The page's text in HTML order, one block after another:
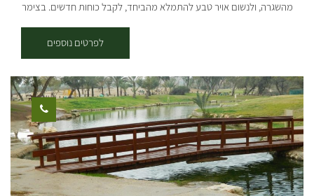
מהשגרה, ולנשום אויר טבע להתמלא מהביחד, לקבל כוחות חדשים. בצימר
ids="33539,33537,33535,33533,33531,33529,33527,33525"
orderby="rand"]
לפרטים נוספים